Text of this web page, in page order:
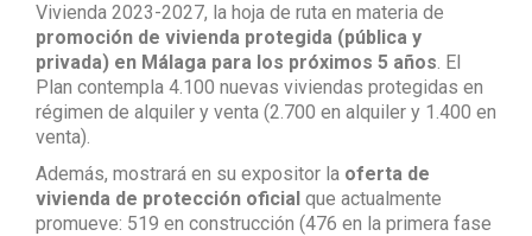
Vivienda 2023-2027, la hoja de ruta en materia de
promoción de vivienda protegida (pública y
privada) en Málaga para los próximos 5 años. El
Plan contempla 4.100 nuevas viviendas protegidas en
régimen de alquiler y venta (2.700 en alquiler y 1.400 en
venta).
Además, mostrará en su expositor la oferta de
vivienda de protección oficial que actualmente
promueve: 519 en construcción (476 en la primera fase